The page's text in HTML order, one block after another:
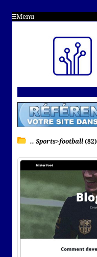
Menu
.. Sports>football(82)